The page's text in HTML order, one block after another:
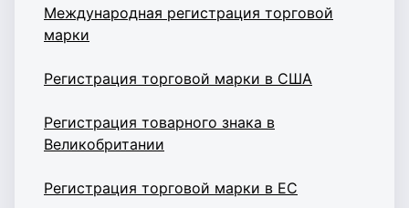
Международная регистрация торговой
марки
Регистрация торговой марки в США
Регистрация товарного знака в
Великобритании
Регистрация торговой марки в ЕС